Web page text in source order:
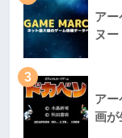
アー
ヌ
3
アー
画が